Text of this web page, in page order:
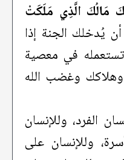
مَالُكَ الَّذِي مَلَكَتْ
يُدخلك الجنة إذا
في معصية
وغضب الله
الفرد، وللإنسان
وللإنسان على